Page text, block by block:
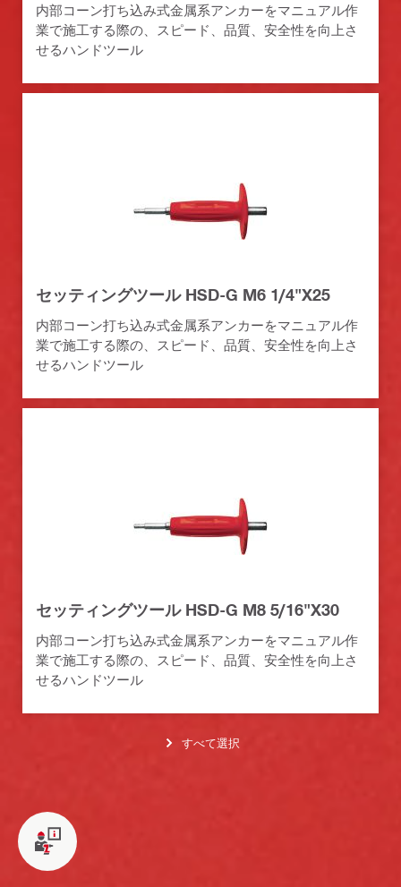
内部コーン打ち込み式金属系アンカーをマニュアル作
業で施工する際の、スピード、品質、安全性を向上さ
せるハンドツール
セッティングツール HSD-G M6 1/4"X25
内部コーン打ち込み式金属系アンカーをマニュアル作
業で施工する際の、スピード、品質、安全性を向上さ
せるハンドツール
セッティングツール HSD-G M8 5/16"X30
内部コーン打ち込み式金属系アンカーをマニュアル作
業で施工する際の、スピード、品質、安全性を向上さ
せるハンドツール
すべて選択